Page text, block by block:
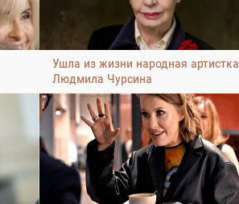
Ушла из жизни народная артистка
Людмила Чурсина